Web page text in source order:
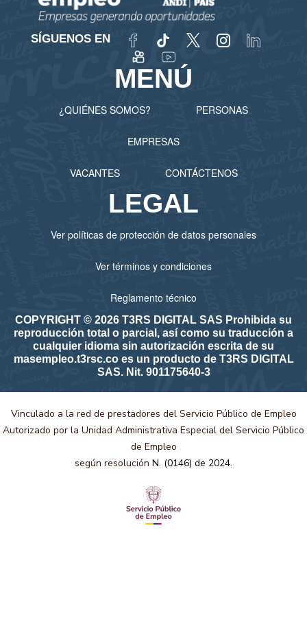
SÍGUENOS EN
MENÚ
¿QUIÉNES SOMOS? PERSONAS
EMPRESAS
VACANTES CONTÁCTENOS
LEGAL
Ver políticas de protección de datos personales
Ver términos y condiciones
Reglamento técnico
COPYRIGHT © 2026 T3RS DIGITAL SAS Prohibida su
reproducción total o parcial, así como su traducción a
cualquier idioma sin autorización escrita de su
masempleo.t3rsc.co es un producto de T3RS DIGITAL
SAS. Nit. 901175640-3
Vinculado a la red de prestadores del Servicio Público de Empleo
Autorizado por la Unidad Administrativa Especial del Servicio Público
de Empleo
según resolución N. (0146) de 2024.